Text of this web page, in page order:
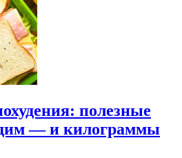
полезные
— и килограммы